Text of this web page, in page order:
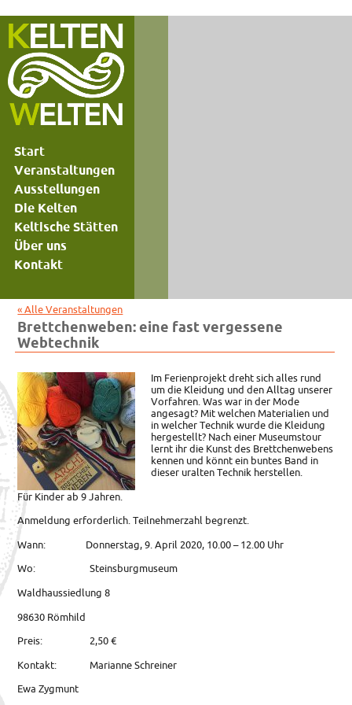
Start
Veranstaltungen
Ausstellungen
Die Kelten
Keltische Stätten
Über uns
Kontakt
« Alle Veranstaltungen
Brettchenweben: eine fast vergessene
Webtechnik
Im Ferienprojekt dreht sich alles rund
um die Kleidung und den Alltag unserer
Vorfahren.Was war in der Mode
angesagt? Mit welchen Materialien und
in welcher Technik wurde die Kleidung
hergestellt? Nach einer Museumstour
lernt ihr die Kunst des Brettchenwebens
kennen und könnt ein buntes Band in
dieser uralten Technik herstellen.
Für Kinder ab 9 Jahren.
Anmeldung erforderlich. Teilnehmerzahl begrenzt.
Wann: Donnerstag, 9. April 2020, 10.00 – 12.00 Uhr
Wo: Steinsburgmuseum
Waldhaussiedlung 8
98630 Römhild
Preis: 2,50 €
Kontakt: Marianne Schreiner
Ewa Zygmunt